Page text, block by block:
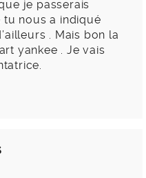
je passerais
nous a indiqué
. Mais bon la
yankee . Je vais